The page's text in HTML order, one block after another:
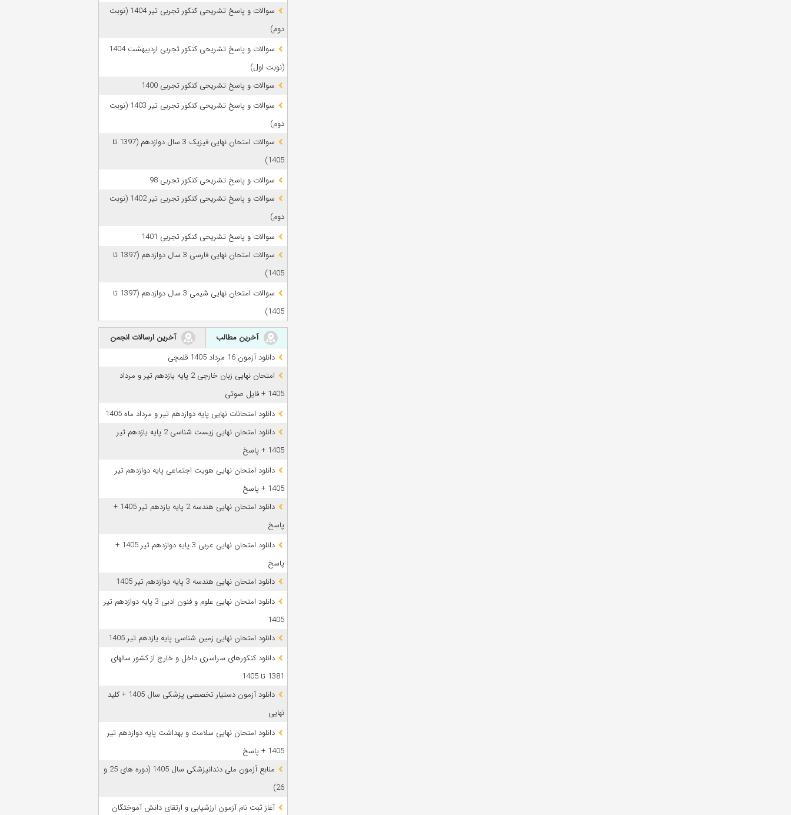
سوالات و پاسخ تشریحی کنکور تجربی تیر 1404 (نوبت
دوم)
سوالات و پاسخ تشریحی کنکور تجربی اردیبهشت 1404
(نوبت اول)
سوالات و پاسخ تشریحی کنکور تجربی 1400
سوالات و پاسخ تشریحی کنکور تجربی تیر 1403 (نوبت
دوم)
سوالات امتحان نهایی فیزیک 3 سال دوازدهم (1397 تا
1405)
سوالات و پاسخ تشریحی کنکور تجربی 98
سوالات و پاسخ تشریحی کنکور تجربی تیر 1402 (نوبت
دوم)
سوالات و پاسخ تشریحی کنکور تجربی 1401
سوالات امتحان نهایی فارسی 3 سال دوازدهم (1397 تا
1405)
سوالات امتحان نهایی شیمی 3 سال دوازدهم (1397 تا
1405)
آخرین مطالب
آخرین ارسالات انجمن
دانلود آزمون 16 مرداد 1405 قلمچی
امتحان نهایی زبان خارجی 2 پایه یازدهم تیر و مرداد
1405 + فایل صوتی
دانلود امتحانات نهایی پایه دوازدهم تیر و مرداد ماه 1405
دانلود امتحان نهایی زیست شناسی 2 پایه یازدهم تیر
1405 + پاسخ
دانلود امتحان نهایی هویت اجتماعی پایه دوازدهم تیر
1405 + پاسخ
دانلود امتحان نهایی هندسه 2 پایه یازدهم تیر 1405 +
پاسخ
دانلود امتحان نهایی عربی 3 پایه دوازدهم تیر 1405 +
پاسخ
دانلود امتحان نهایی هندسه 3 پایه دوازدهم تیر 1405
دانلود امتحان نهایی علوم و فنون ادبی 3 پایه دوازدهم تیر
1405
دانلود امتحان نهایی زمین شناسی پایه یازدهم تیر 1405
دانلود کنکورهای سراسری داخل و خارج از کشور سالهای
1381 تا 1405
دانلود آزمون دستیار تخصصی پزشکی سال 1405 + کلید
نهایی
دانلود امتحان نهایی سلامت و بهداشت پایه دوازدهم تیر
1405 + پاسخ
ﻣﻨﺎﺑﻊ آزﻣﻮن ﻣﻠﯽ دندانپزشکی سال 1405 (دوره های 25 و
26)
آغاز ثبت نام آزمون‌ ارزشیابی و ارتقای دانش آموختگان